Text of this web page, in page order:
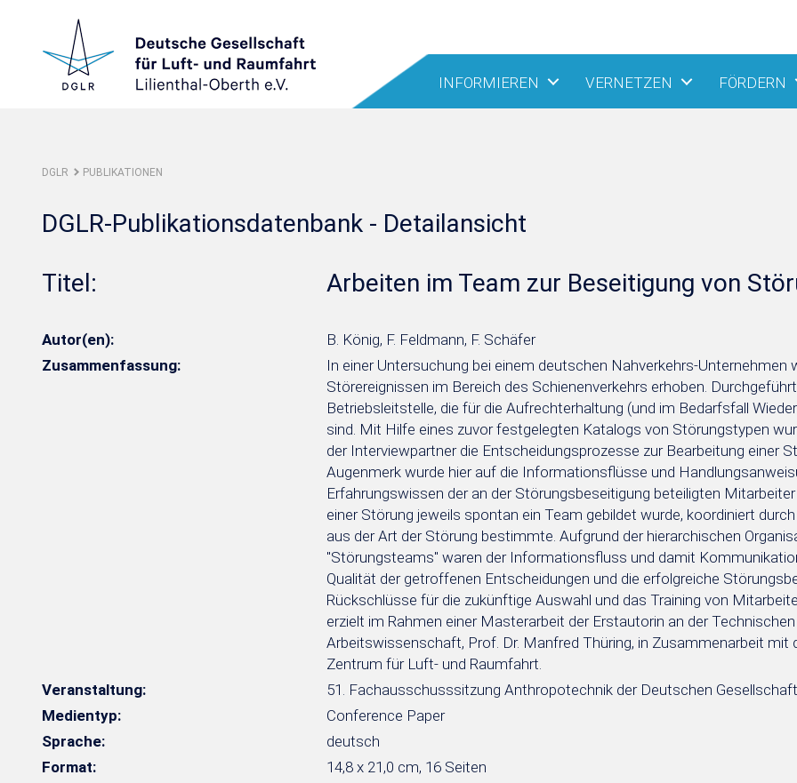
INFORMIEREN VERNETZEN FÖRDERN
DGLR PUBLIKATIONEN
DGLR-Publikationsdatenbank - Detailansicht
Titel: Arbeiten im Team zur Beseitigung von
Autor(en):
B. König, F. Feldmann, F. Schäfer
Zusammenfassung:
In einer Untersuchung bei einem deutschen Nahverkehrs-
Störereignissen im Bereich des Schienenverkehrs erhoben.
Betriebsleitstelle, die für die Aufrechterhaltung (und im Bedarfsfall
sind. Mit Hilfe eines zuvor festgelegten Katalogs von Störungstypen
der Interviewpartner die Entscheidungsprozesse zur Bearbeitung einer
Augenmerk wurde hier auf die Informationsflüsse und
Erfahrungswissen der an der Störungsbeseitigung beteiligten
einer Störung jeweils spontan ein Team gebildet wurde, koordiniert
aus der Art der Störung bestimmte. Aufgrund der hierarchischen
"Störungsteams" waren der Informationsfluss und damit
Qualität der getroffenen Entscheidungen und die erfolgreiche
Rückschlüsse für die zukünftige Auswahl und das Training von
erzielt im Rahmen einer Masterarbeit der Erstautorin an der
Arbeitswissenschaft, Prof. Dr. Manfred Thüring, in Zusammenarbeit mit
Zentrum für Luft- und Raumfahrt.
Veranstaltung:
51. Fachausschusssitzung Anthropotechnik der Deutschen
Medientyp:
Conference Paper
Sprache:
deutsch
Format:
14,8 x 21,0 cm, 16 Seiten